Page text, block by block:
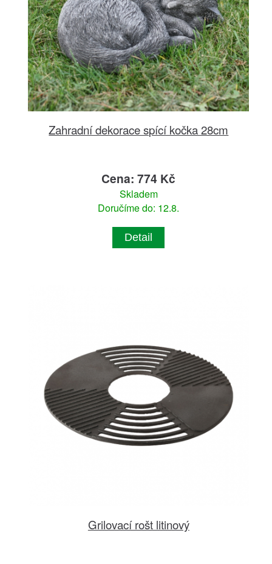
Zahradní dekorace spící kočka 28cm
Cena: 774 Kč
Skladem
Doručíme do: 12.8.
Detail
Grilovací rošt litinový